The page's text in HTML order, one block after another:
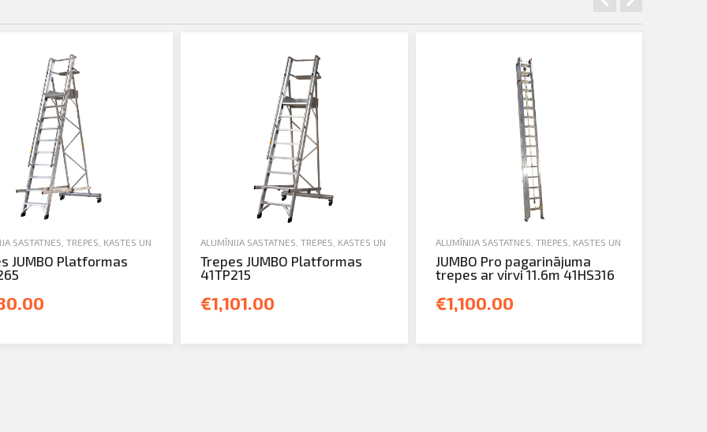
,TREPES
SASTATNES, TREPES, KASTES UN TORŅI JAUNA TEHNIKA,TREPES
JUMBO Platformas
ALUMĪNIJA SASTATNES, TREPES, KASTES UN TORŅI JAUNA TEHNIKA,TREPES
Trepes JUMBO Platformas
41TP215
€1,101.00
ALUMĪNIJA SASTATNES, TREPES, KASTES UN TORŅI
JUMBO Pro pagarinājuma
trepes ar virvi 11.6m 41HS316
€1,100.00